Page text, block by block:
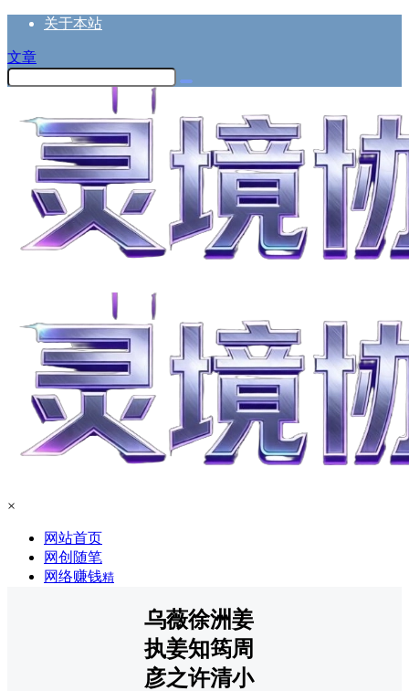
关于本站
文章
×
网站首页
网创随笔
网络赚钱精
乌薇徐洲姜
执姜知筠周
彦之许清小